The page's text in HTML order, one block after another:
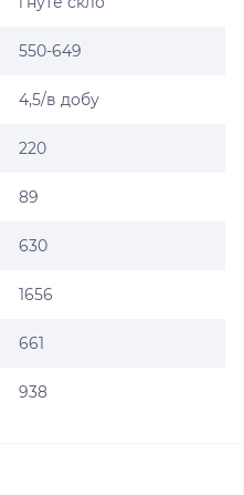
550-649
4,5/в добу
220
89
630
1656
661
938